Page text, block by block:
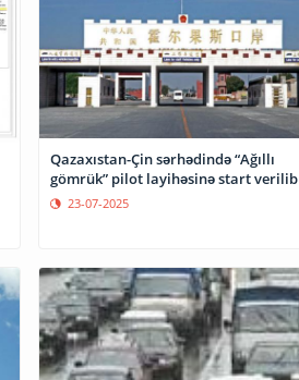
Qazaxıstan-Çin sərhədində “Ağıllı
gömrük” pilot layihəsinə start verilib
23-07-2025